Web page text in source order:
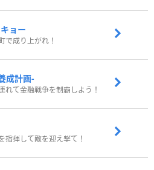
ョー
で成り上がれ！
成計画-
れて金融戦争を制覇しよう！
指揮して敵を迎え撃て！